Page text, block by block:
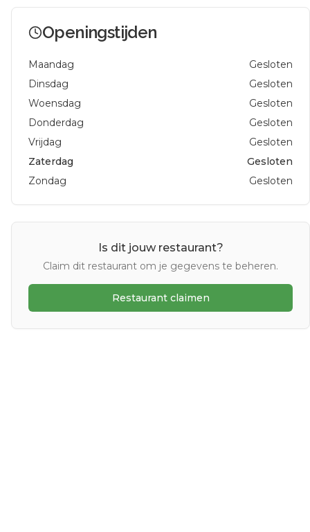
Openingstijden
Maandag
Gesloten
Dinsdag
Gesloten
Woensdag
Gesloten
Donderdag
Gesloten
Vrijdag
Gesloten
Zaterdag
Gesloten
Zondag
Gesloten
Is dit jouw restaurant?
Claim dit restaurant om je gegevens te beheren.
Restaurant claimen